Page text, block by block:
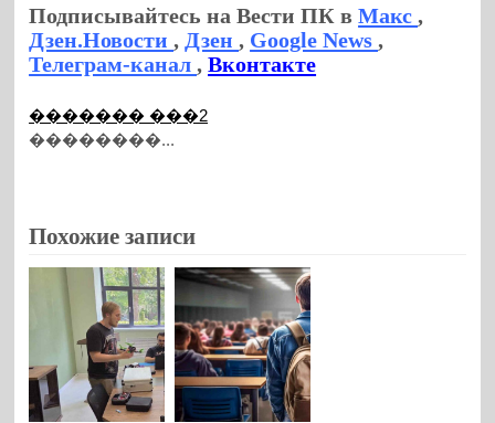
Подписывайтесь на Вести ПК вМакс,
Дзен.Новости, Дзен, Google News,
Телеграм-канал,Вконтакте
������� ���2
��������...
Похожие записи